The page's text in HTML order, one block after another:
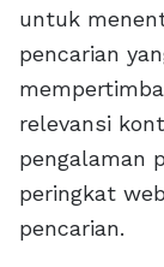
untuk
pencarian
relevansi
pengalaman
peringkat
pencarian.